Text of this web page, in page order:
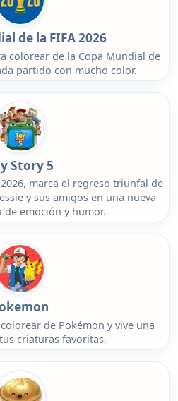
de la FIFA 2026
colorear de la Copa Mundial de
partido con mucho color.
Story 5
marca el regreso triunfal de
y sus amigos en una nueva
de emoción y humor.
de Pokémon y vive una
criaturas favoritas.